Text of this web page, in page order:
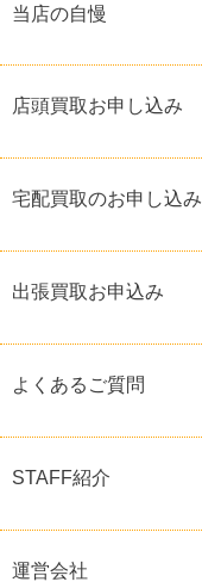
当店の自慢
店頭買取お申し込み
宅配買取のお申し込み
出張買取お申込み
よくあるご質問
STAFF紹介
運営会社